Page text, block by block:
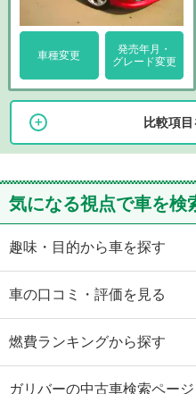
車種変更
発売年月・
グレード変更
比較項
気になる視点で車を検
趣味・目的から車を探す
車の口コミ・評価を見る
燃費ランキングから探す
ガリバーの中古車検索ページ